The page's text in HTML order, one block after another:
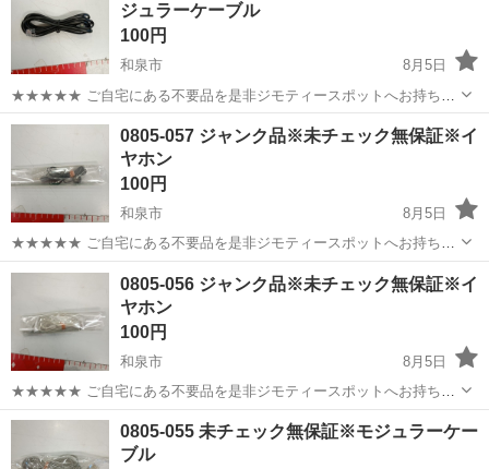
ち込めます！ ※詳細はこ...ジュラーケーブル
100円
和泉市
8月5日
★★★★★ ご自宅にある不要品を是非ジモティースポットへお持ち込
みしませんか？ 家電、趣味・スポーツ・レジャー用品、こども用品、
衣料服飾品、生活雑貨、家具、本、CD・DVDなどが無料でまとめて持
ち込めます！ ※詳細はこ...
大阪 和泉市 モジュラーケーブル
0805-057 ジャンク品※未チェック無保証※イ
ヤホン
100円
和泉市
8月5日
★★★★★ ご自宅にある不要品を是非ジモティースポットへお持ち込
みしませんか？ 家電、趣味・スポーツ・レジャー用品、こども用品、
衣料服飾品、生活雑貨、家具、本、CD・DVDなどが無料でまとめて持
ち込めます！ ※詳細はこ...
大阪 和泉市 イヤホン
0805-056 ジャンク品※未チェック無保証※イ
ヤホン
100円
和泉市
8月5日
★★★★★ ご自宅にある不要品を是非ジモティースポットへお持ち込
みしませんか？ 家電、趣味・スポーツ・レジャー用品、こども用品、
衣料服飾品、生活雑貨、家具、本、CD・DVDなどが無料でまとめて持
ち込めます！ ※詳細はこ...
大阪 和泉市 オーディオ イヤホン
0805-055 未チェック無保証※モジュラーケー
ブル